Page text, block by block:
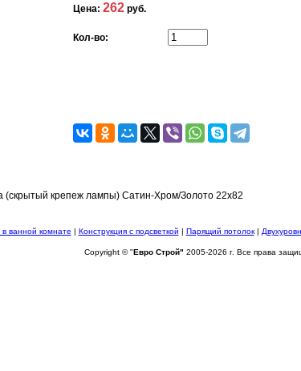
Цена: 262 руб.
Кол-во:
(скрытый крепеж лампы) Сатин-Хром/Золото 22x82
ванной комнате | Конструкция с подсветкой | Парящий потолок|
Copyright © "Евро Строй" 2005-2026 г. Все права